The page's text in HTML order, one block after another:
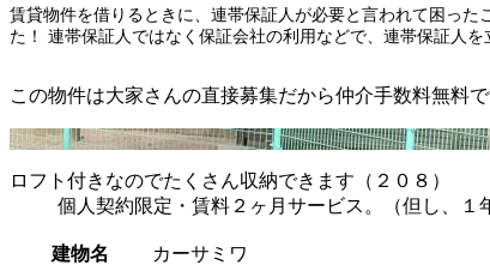
賃貸物件を借りるときに、連帯保証人が必要と言われて困っ
た！ 連帯保証人ではなく保証会社の利用などで、連帯保証人
この物件は大家さんの直接募集だから仲介手数料無料
ロフト付きなのでたくさん収納できます（２０８）
個人契約限定・賃料２ヶ月サービス。（但し、
建物名
カーサミワ